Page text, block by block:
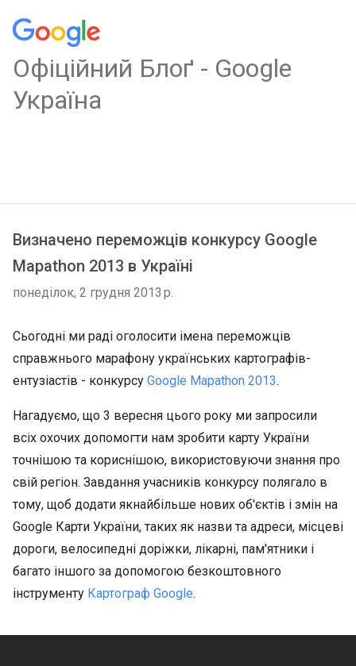
Oфіційний Блоґ - Google
Україна
Визначено переможців конкурсу Google
Mapathon 2013 в Україні
понеділок, 2 грудня 2013 р.
Сьогодні ми раді оголосити імена переможців
справжнього марафону українських картографів-
ентузіастів - конкурсу Google Mapathon 2013.
Нагадуємо, що 3 вересня цього року ми запросили
всіх охочих допомогти нам зробити карту України
точнішою та кориснішою, використовуючи знання про
свій регіон. Завдання учасників конкурсу полягало в
тому, щоб додати якнайбільше нових об'єктів і змін на
Google Карти України, таких як назви та адреси, місцеві
дороги, велосипедні доріжки, лікарні, пам'ятники і
багато іншого за допомогою безкоштовного
інструменту Картограф Google.